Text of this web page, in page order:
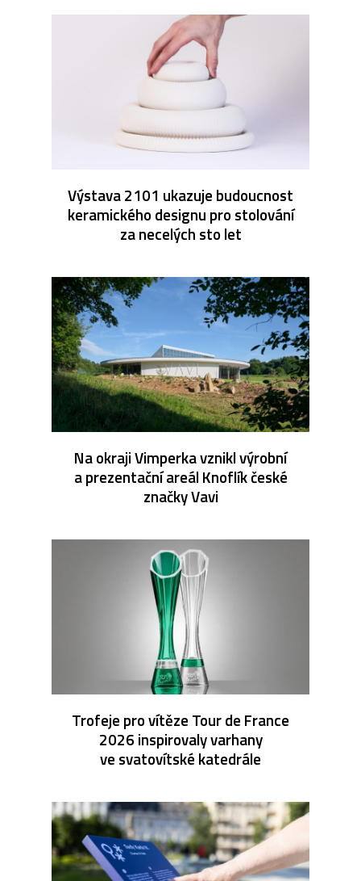
Výstava 2101 ukazuje budoucnost
keramického designu pro stolování
za necelých sto let
Na okraji Vimperka vznikl výrobní
a prezentační areál Knoflík české
značky Vavi
Trofeje pro vítěze Tour de France
2026 inspirovaly varhany
ve svatovítské katedrále